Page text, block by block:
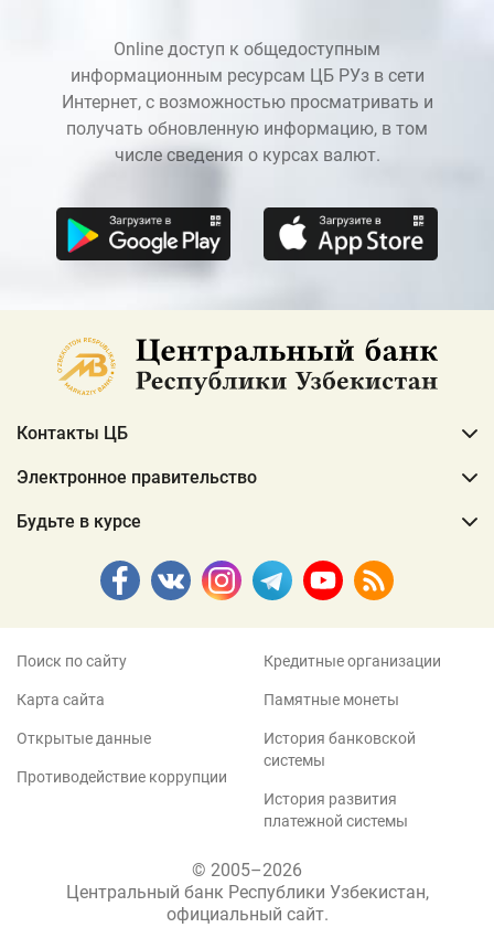
Online доступ к общедоступным
информационным ресурсам ЦБ РУз в сети
Интернет, с возможностью просматривать и
получать обновленную информацию, в том
числе сведения о курсах валют.
Контакты ЦБ
Электронное правительство
Будьте в курсе
Поиск по сайту
Карта сайта
Открытые данные
Противодействие коррупции
Кредитные организации
Памятные монеты
История банковской
системы
История развития
платежной системы
© 2005–2026
Центральный банк Республики Узбекистан,
официальный сайт.